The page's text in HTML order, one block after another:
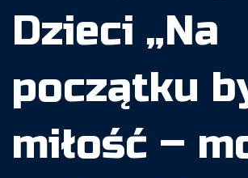
Dzieci „Na
początku
miłość –